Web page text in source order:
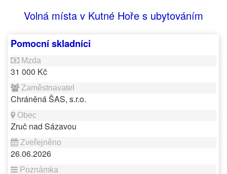
Volná místa v Kutné Hoře s ubytováním
Pomocní skladníci
31 000 Kč
Chráněná ŠAS, s.r.o.
Zruč nad Sázavou
26.06.2026